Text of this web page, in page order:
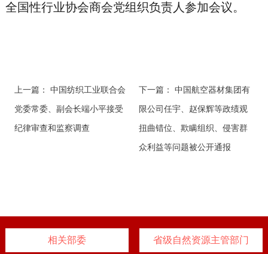
全国性行业协会商会党组织负责人参加会议。
上一篇：
中国纺织工业联合会
党委常委、副会长端小平接受
纪律审查和监察调查
下一篇：
中国航空器材集团有
限公司任宇、赵保辉等政绩观
扭曲错位、欺瞒组织、侵害群
众利益等问题被公开通报
相关部委 省级自然资源主管部门